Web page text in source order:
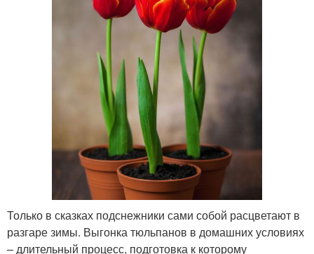
Только в сказках подснежники сами собой расцветают в
разгаре зимы. Выгонка тюльпанов в домашних условиях
– длительный процесс, подготовка к которому